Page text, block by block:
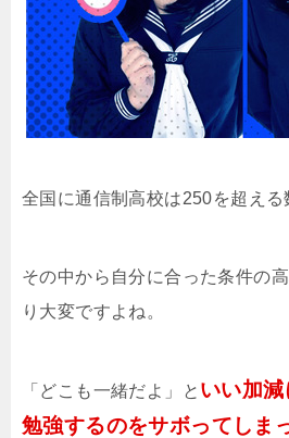
全国に通信制高校は250を超える
その中から自分に合った条件の
り大変ですよね。
「どこも一緒だよ」と いい加減
勉強するのをサボってしま